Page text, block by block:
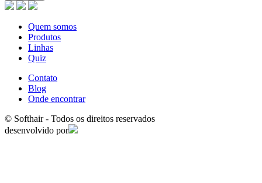
Quem somos
Produtos
Linhas
Quiz
Contato
Blog
Onde encontrar
© Softhair - Todos os direitos reservados
desenvolvido por